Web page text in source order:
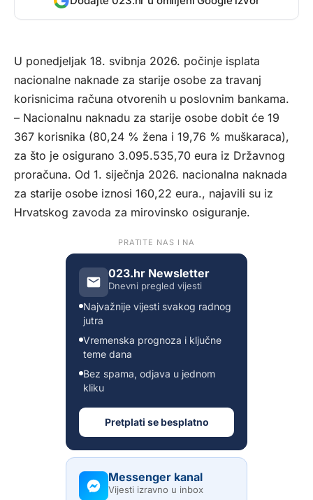
U ponedjeljak 18. svibnja 2026. počinje isplata
nacionalne naknade za starije osobe za travanj
korisnicima računa otvorenih u poslovnim bankama.
– Nacionalnu naknadu za starije osobe dobit će 19
367 korisnika (80,24 % žena i 19,76 % muškaraca),
za što je osigurano 3.095.535,70 eura iz Državnog
proračuna. Od 1. siječnja 2026. nacionalna naknada
za starije osobe iznosi 160,22 eura., najavili su iz
Hrvatskog zavoda za mirovinsko osiguranje.
PRATITE NAS I NA
023.hr Newsletter
Dnevni pregled vijesti
Najvažnije vijesti svakog radnog
jutra
Vremenska prognoza i ključne
teme dana
Bez spama, odjava u jednom
kliku
Pretplati se besplatno
Messenger kanal
Vijesti izravno u inbox